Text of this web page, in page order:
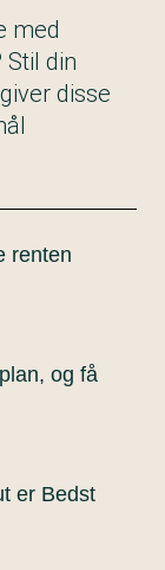
med
Stil din
disse
renten
og få
er Bedst